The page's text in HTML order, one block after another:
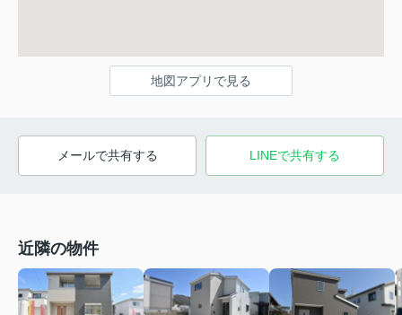
地図アプリで見る
メールで共有する LINEで共有する
近隣の物件